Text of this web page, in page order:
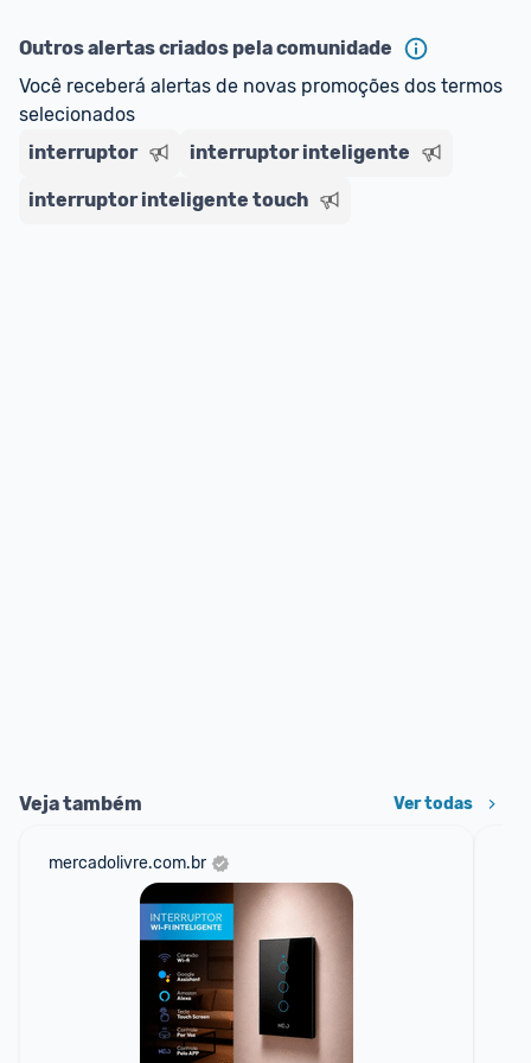
você sempre pode contar ajuda da
comunidade para tirar dúvidas ou acionar os
nossos Admins marcando
comentário ou através do Fale com o Promobit.
Outros alertas criados pela comunidade
Você receberá alertas de novas promoções dos termos
selecionados
interruptor
interruptor inteligente
interruptor inteligente touch
Veja também Ver todas
mercadolivre.com.br